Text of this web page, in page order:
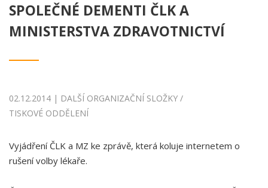
SPOLEČNÉ DEMENTI ČLK A
MINISTERSTVA ZDRAVOTNICTVÍ
02.12.2014 | DALŠÍ ORGANIZAČNÍ SLOŽKY /
TISKOVÉ ODDĚLENÍ
Vyjádření ČLK a MZ ke zprávě, která koluje internetem o
rušení volby lékaře.